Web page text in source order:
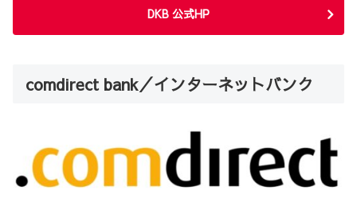
DKB 公式HP
comdirect bank／インターネットバンク